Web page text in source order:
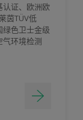
认证、欧洲欧
茵TÜV低
绿色卫士金级
气环境检测